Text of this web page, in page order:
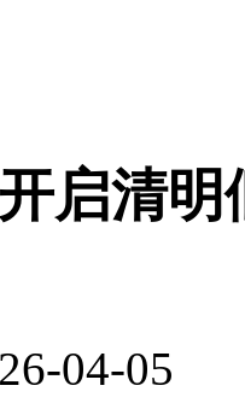
启清
04-05